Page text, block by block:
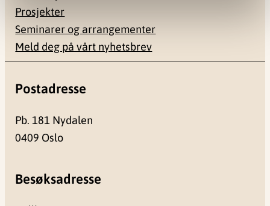
Prosjekter
Seminarer og arrangementer
Meld deg på vårt nyhetsbrev
Postadresse
Pb. 181 Nydalen
0409 Oslo
Besøksadresse